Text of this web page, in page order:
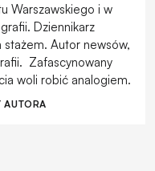
Warszawskiego i w
Dziennikarz
Autor newsów,
Zafascynowany
woli robić analogiem.
AUTORA